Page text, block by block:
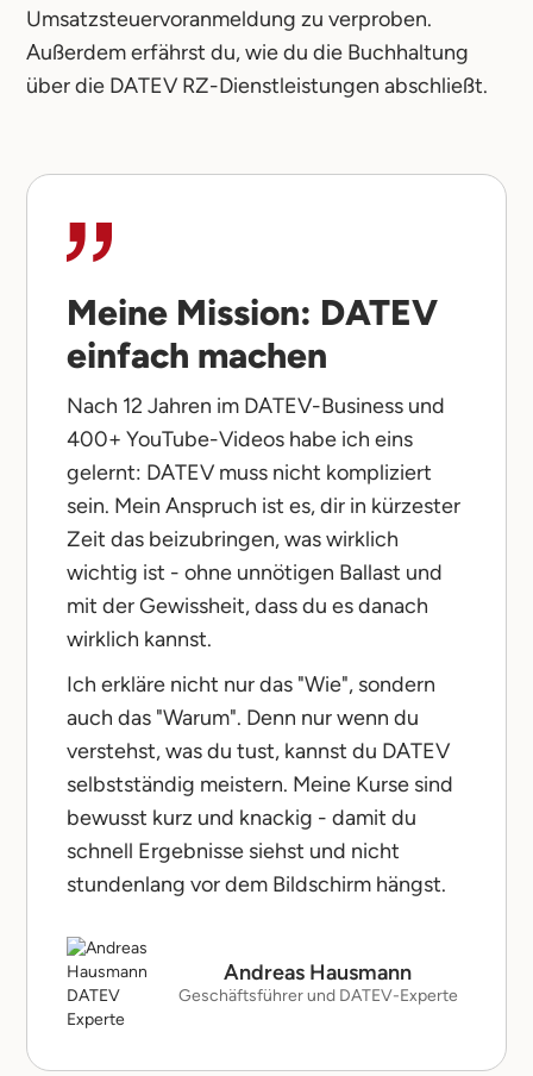
Umsatzsteuervoranmeldung zu verproben.
Außerdem erfährst du, wie du die Buchhaltung
über die DATEV RZ-Dienstleistungen abschließt.
Meine Mission: DATEV
einfach machen
Nach 12 Jahren im DATEV-Business und
400+ YouTube-Videos habe ich eins
gelernt: DATEV muss nicht kompliziert
sein. Mein Anspruch ist es, dir in kürzester
Zeit das beizubringen, was wirklich
wichtig ist - ohne unnötigen Ballast und
mit der Gewissheit, dass du es danach
wirklich kannst.
Ich erkläre nicht nur das "Wie", sondern
auch das "Warum". Denn nur wenn du
verstehst, was du tust, kannst du DATEV
selbstständig meistern. Meine Kurse sind
bewusst kurz und knackig - damit du
schnell Ergebnisse siehst und nicht
stundenlang vor dem Bildschirm hängst.
Andreas Hausmann
Geschäftsführer und DATEV-Experte